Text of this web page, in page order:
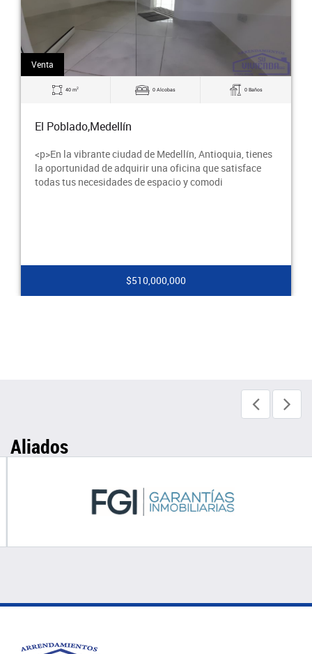
Venta
40 m2 0 Alcobas 0 Baños
El Poblado,Medellín
<p>En la vibrante ciudad de Medellín, Antioquia, tienes
la oportunidad de adquirir una oficina que satisface
todas tus necesidades de espacio y comodi
$510,000,000
Aliados